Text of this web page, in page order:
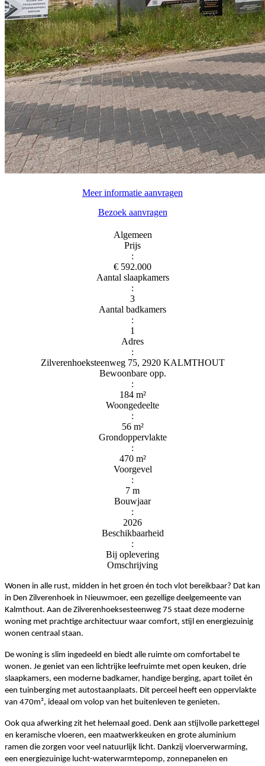
Meer informatie aanvragen
Bezoek aanvragen
Algemeen
Prijs
:
€ 592.000
Aantal slaapkamers
:
3
Aantal badkamers
:
1
Adres
:
Zilverenhoeksteenweg 75, 2920 KALMTHOUT
Bewoonbare opp.
:
184 m²
Woongedeelte
:
56 m²
Grondoppervlakte
:
470 m²
Voorgevel
:
7 m
Bouwjaar
:
2026
Beschikbaarheid
:
Bij oplevering
Omschrijving
Wonen in alle rust, midden in het groen én toch vlot bereikbaar? Dat kan
in Den Zilverenhoek in Nieuwmoer, een gezellige deelgemeente van
Kalmthout. Aan de Zilverenhoeksesteenweg 75 staat deze moderne
woning met prachtige architectuur waar comfort, stijl en energiezuinig
wonen centraal staan.
De woning is slim ingedeeld en biedt alle ruimte om comfortabel te
wonen. Je geniet van een lichtrijke leefruimte met open keuken, drie
slaapkamers, een moderne badkamer, handige berging, apart toilet én
een tuinberging met autostaanplaats. Dit perceel heeft een oppervlakte
van 470m², ideaal om volop van het buitenleven te genieten.
Ook qua afwerking zit het helemaal goed. Denk aan stijlvolle parkettegel
en keramische vloeren, een maatwerkkeuken en grote aluminium
ramen die zorgen voor veel natuurlijk licht. Dankzij vloerverwarming,
een energiezuinige lucht-waterwarmtepomp, zonnepanelen en